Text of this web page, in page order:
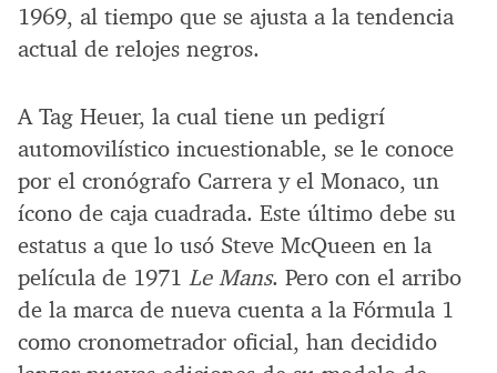
1969, al tiempo que se ajusta a la tendencia
actual de relojes negros.
A Tag Heuer, la cual tiene un pedigrí
automovilístico incuestionable, se le conoce
por el cronógrafo Carrera y el Monaco, un
ícono de caja cuadrada. Este último debe su
estatus a que lo usó Steve McQueen en la
película de 1971 Le Mans. Pero con el arribo
de la marca de nueva cuenta a la Fórmula 1
como cronometrador oficial, han decidido